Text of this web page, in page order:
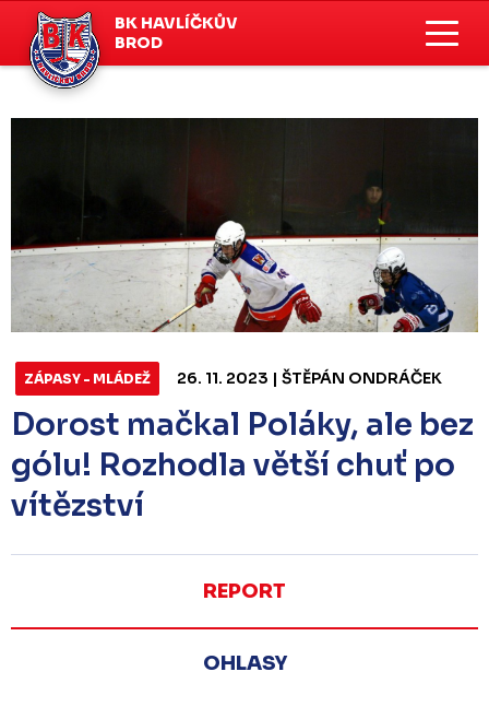
BK HAVLÍČKŮV
BROD
ZÁPASY - MLÁDEŽ 26. 11. 2023 | ŠTĚPÁN ONDRÁČEK
Dorost mačkal Poláky, ale bez
gólu! Rozhodla větší chuť po
vítězství
REPORT
OHLASY